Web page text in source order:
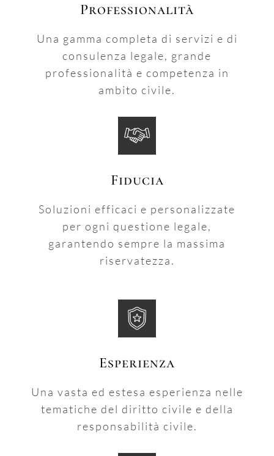
Professionalità
Una gamma completa di servizi e di
consulenza legale, grande
professionalità e competenza in
ambito civile.
Fiducia
Soluzioni efficaci e personalizzate
per ogni questione legale,
garantendo sempre la massima
riservatezza.
Esperienza
Una vasta ed estesa esperienza nelle
tematiche del diritto civile e della
responsabilità civile.